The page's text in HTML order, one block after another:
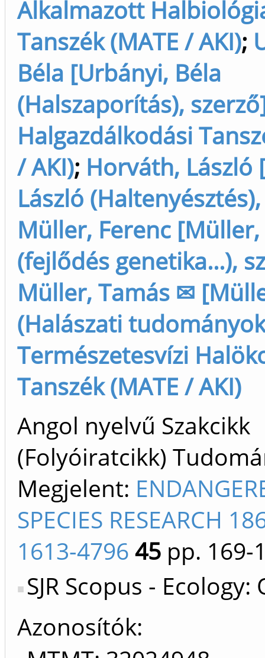
Alkalmazott
Tanszék (MATE / AKI);
Béla [Urbányi, Béla
(Halszaporítás),
Halgazdálkodási
/ AKI); Horváth, László
László
Müller, Ferenc [Müller,
(fejlődés genetika...),
Müller, Tamás ✉
(Halászati
Természetesvízi
Tanszék (MATE / AKI)
Angol nyelvű Szakcikk
(Folyóiratcikk)
Megjelent:
SPECIES RESEARCH
1613-4796 45 pp. 169-
SJR Scopus - Ecology:
Azonosítók